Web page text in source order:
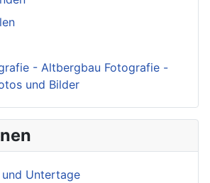
- Altbergbau Fotografie -
und Bilder
Untertage